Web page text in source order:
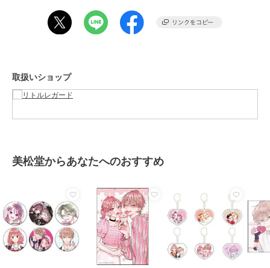
ダイキャスト製
取扱いショップ
美松堂からあなたへのおすすめ